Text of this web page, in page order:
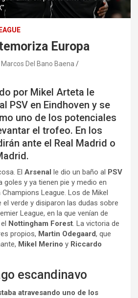
Europa
Marcos Del Bano Baena
por Mikel Arteta le
PSV en Eindhoven y se
uno de los potenciales
el trofeo. En los
ante el Real Madrid o
El Arsenal le dio un baño al PSV
goles y ya tienen pie y medio en
League. Los de Mikel
verde y disiparon las dudas sobre
League, en la que venían de
Nottingham Forest. La victoria de
propios, Martin Odegaard, que
Mikel Merino y Riccardo
escandinavo
atravesando uno de los